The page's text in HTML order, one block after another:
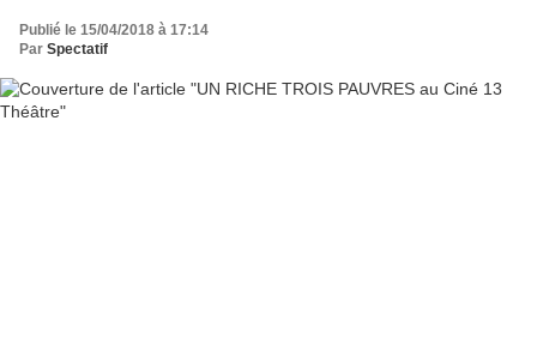
Publié le 15/04/2018 à 17:14
Par Spectatif